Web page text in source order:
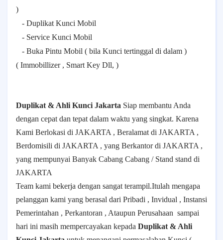
)
- Duplikat Kunci Mobil
- Service Kunci Mobil
- Buka Pintu Mobil ( bila Kunci tertinggal di dalam )
( Immobillizer , Smart Key Dll, )
Duplikat & Ahli Kunci Jakarta Siap membantu Anda
dengan cepat dan tepat dalam waktu yang singkat. Karena
Kami Berlokasi di JAKARTA , Beralamat di JAKARTA ,
Berdomisili di JAKARTA , yang Berkantor di JAKARTA ,
yang mempunyai Banyak Cabang Cabang / Stand stand di
JAKARTA
Team kami bekerja dengan sangat terampil.Itulah mengapa
pelanggan kami yang berasal dari Pribadi , Invidual , Instansi
Pemerintahan , Perkantoran , Ataupun Perusahaan sampai
hari ini masih mempercayakan kepada Duplikat & Ahli